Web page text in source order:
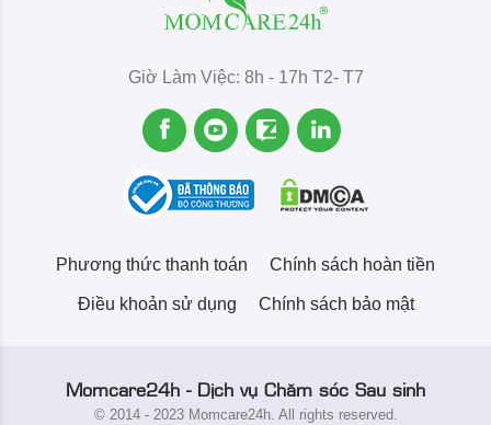
Giờ Làm Việc: 8h - 17h T2- T7
Phương thức thanh toán Chính sách hoàn tiền
Điều khoản sử dụng Chính sách bảo mật
Momcare24h - Dịch vụ Chăm sóc Sau sinh
© 2014 - 2023 Momcare24h. All rights reserved.